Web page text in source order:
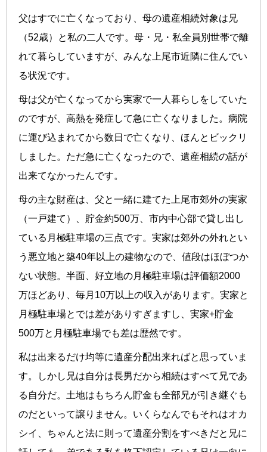
父はすでに亡くなっており、母の遺産相続対象は兄
（52歳）と私の二人です。母・兄・私全員別世帯で離
れて暮らしていますが、みんな上尾市近隣に住んでい
る状況です。
母は父が亡くなってから実家で一人暮らしをしていた
のですが、高熱を発症して急に亡くなりました。病院
に運び込まれてから数日で亡くなり、ほんとビックリ
しました。ただ急に亡くなったので、遺産相続の話が
出来てなかったんです。
母の主な財産は、父と一緒に建てた上尾市郊外の実家
（一戸建て）、貯金約500万、市内中心部で貸し出し
ている月極駐車場の三点です。実家は郊外の外れとい
う悪立地と築40年以上の建物なので、値段はほぼつか
ない状態。半面、好立地の月極駐車場は評価額2000
万ほどあり、毎月10万以上の収入があります。実家と
月極駐車場とでは差がありすぎますし、実家+貯金
500万と月極駐車場でも差は歴然です。
私は出来るだけ均等に遺産分配出来ればと思っていま
す。しかし兄は自分は長男だから相続はすべて兄であ
る自分だ。土地はもちろん貯金も全部兄が引き継ぐも
のだといって譲りません。いくらなんでもそれはオカ
シイ、ちゃんと法に則って遺産分割をすべきだと兄に